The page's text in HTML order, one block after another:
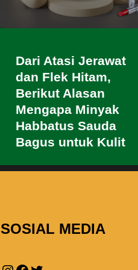
Dari Atasi Jerawat
dan Flek Hitam,
Berikut Alasan
Mengapa Minyak
Habbatus Sauda
Bagus untuk Kulit
SOSIAL MEDIA